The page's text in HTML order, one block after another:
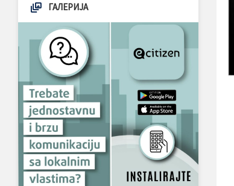
ГАЛЕРИЈА